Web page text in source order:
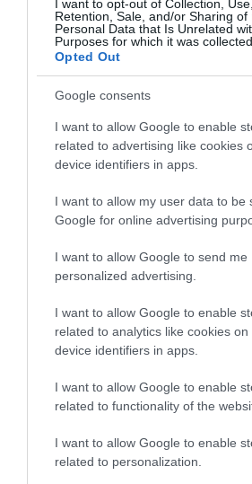
I want to opt-out of Collection, Use,
Retention, Sale, and/or Sharing of
Personal Data that Is Unrelated
Purposes for which it was collected.
Opted Out
Google consents
I want to allow Google to enable
related to advertising like cookies
device identifiers in apps.
I want to allow my user data to be
Google for online advertising
I want to allow Google to send me
personalized advertising.
I want to allow Google to enable
related to analytics like cookies on
device identifiers in apps.
I want to allow Google to enable
related to functionality of the
I want to allow Google to enable
related to personalization.
05.08.2026 | 19:00
Κρίσιμες ώρες για άνδρα που
τραυματίστηκε σε τροχαίο στην
Εύβοια
Τρόμος σε πτήση της Air India: Το
αεροσκάφος έχασε απότομα ύψος
Μεγάλη προσοχή στην Εύβοια:
Νέα τηλεφωνική απάτη
Μύκονος: Έψαχναν τσάντα και
Rolex αξίας 75.000 ευρώ – Η
ανακάλυψη κάτω από τα βράχια
05.08.2026 | 17:40
Τρόμος στην Εύβοια: Δύο
άγνωστοι εισέβαλαν σε σπίτι
μέσα στη νύχτα – Δείτε τι
Η λειτουργία στα
κλειδιά του
αυτοκινήτου που λίγοι
είναι πολύ χρήσιμη το
καλοκαίρι
Ο απόλυτος οδηγός για
να ζήσεις τη Σαντορίνη
από τη θάλασσα
τα